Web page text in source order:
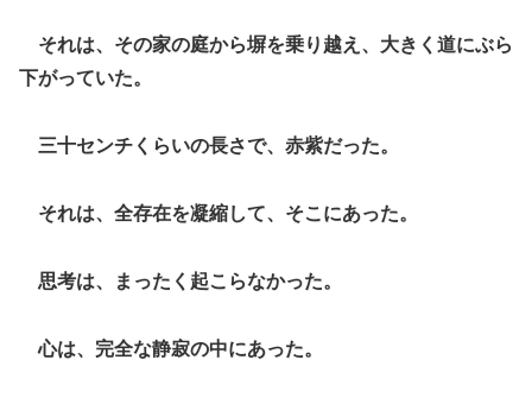
それは、その家の庭から塀を乗り越え、大きく道にぶら
下がっていた。
三十センチくらいの長さで、赤紫だった。
それは、全存在を凝縮して、そこにあった。
思考は、まったく起こらなかった。
心は、完全な静寂の中にあった。